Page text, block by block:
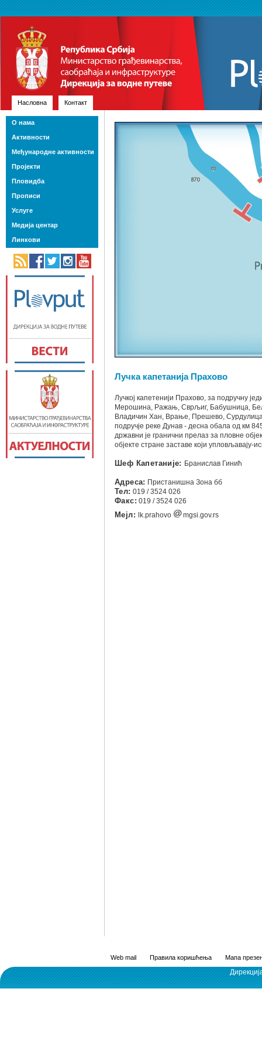
Насловна Контакт
Лучка капетанија Прахово
Лучкој капетенији Прахово, за подручну
Мерошина, Ражањ, Сврљиг, Бабушница,
Владичин Хан, Врање, Прешево,
подручје реке Дунав - десна обала од км
државни је гранични прелаз за пловне
објекте стране заставе који
Шеф Капетаније: Бранислав Гинић
Адреса: Пристанишна Зона бб
Тел: 019 / 3524 026
Факс: 019 / 3524 026
Мејл:
lk.prahovo mgsi.gov.rs
О нама
Активности
Међународне активности
Пројекти
Пловидба
Прописи
Услуге
Медија центар
Линкови
Web mail Правила коришћења Мапа